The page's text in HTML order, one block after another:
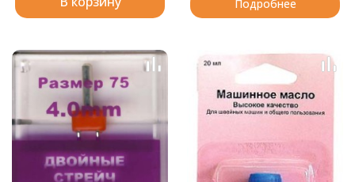
Подробнее